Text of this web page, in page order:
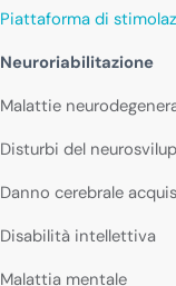
Piattaforma di
Neuroriabilitazione
Malattie
Disturbi del
Danno cerebrale
Disabilità intellettiva
Malattia mentale